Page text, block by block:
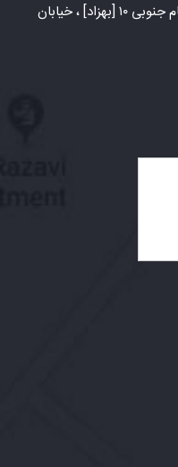
شهر مشهد، بلوار سجاد ، خیابان خیام جنوبی ۱۰ [بهزاد] ، خیابان